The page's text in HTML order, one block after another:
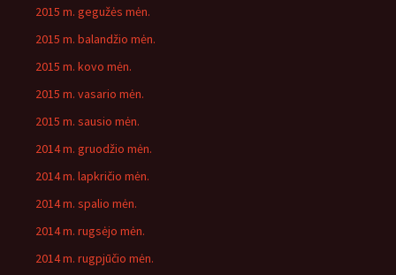
2015 m. gegužės mėn.
2015 m. balandžio mėn.
2015 m. kovo mėn.
2015 m. vasario mėn.
2015 m. sausio mėn.
2014 m. gruodžio mėn.
2014 m. lapkričio mėn.
2014 m. spalio mėn.
2014 m. rugsėjo mėn.
2014 m. rugpjūčio mėn.